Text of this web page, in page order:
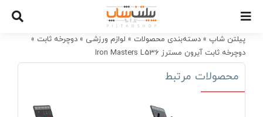
contentپیلتن شاپ » دسته‌بندی محصولات » لوازم ورزشی » دوچرخه ثابت »
دوچرخه ثابت آیرون مسترز Iron Masters L536
محصولات مرتبط